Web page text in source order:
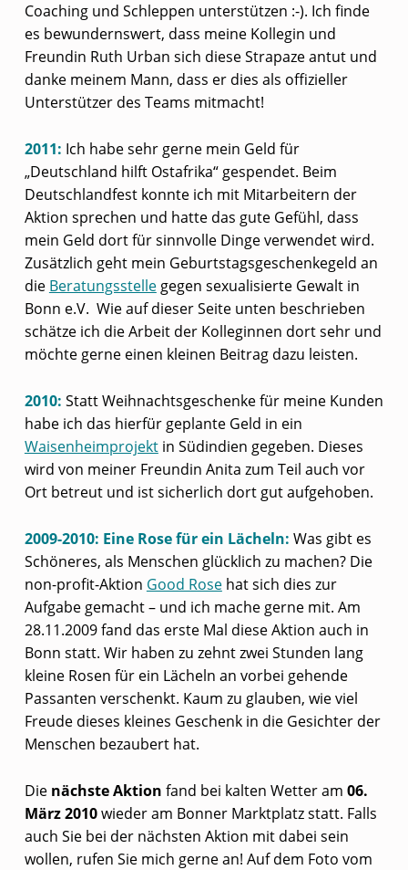
Coaching und Schleppen unterstützen :-). Ich finde
es bewundernswert, dass meine Kollegin und
Freundin Ruth Urban sich diese Strapaze antut und
danke meinem Mann, dass er dies als offizieller
Unterstützer des Teams mitmacht!
2011: Ich habe sehr gerne mein Geld für
„Deutschland hilft Ostafrika“ gespendet. Beim
Deutschlandfest konnte ich mit Mitarbeitern der
Aktion sprechen und hatte das gute Gefühl, dass
mein Geld dort für sinnvolle Dinge verwendet wird.
Zusätzlich geht mein Geburtstagsgeschenkegeld an
die Beratungsstellegegen sexualisierte Gewalt in
Bonn e.V. Wie auf dieser Seite unten beschrieben
schätze ich die Arbeit der Kolleginnen dort sehr und
möchte gerne einen kleinen Beitrag dazu leisten.
2010: Statt Weihnachtsgeschenke für meine Kunden
habe ich das hierfür geplante Geld in ein
Waisenheimprojektin Südindien gegeben. Dieses
wird von meiner Freundin Anita zum Teil auch vor
Ort betreut und ist sicherlich dort gut aufgehoben.
2009-2010: Eine Rose für ein Lächeln: Was gibt es
Schöneres, als Menschen glücklich zu machen? Die
non-profit-Aktion Good Rosehat sich dies zur
Aufgabe gemacht – und ich mache gerne mit. Am
28.11.2009 fand das erste Mal diese Aktion auch in
Bonn statt. Wir haben zu zehnt zwei Stunden lang
kleine Rosen für ein Lächeln an vorbei gehende
Passanten verschenkt. Kaum zu glauben, wie viel
Freude dieses kleines Geschenk in die Gesichter der
Menschen bezaubert hat.
Die nächste Aktion fand bei kalten Wetter am 06.
März 2010wieder am Bonner Marktplatz statt. Falls
auch Sie bei der nächsten Aktion mit dabei sein
wollen, rufen Sie mich gerne an! Auf dem Foto vom